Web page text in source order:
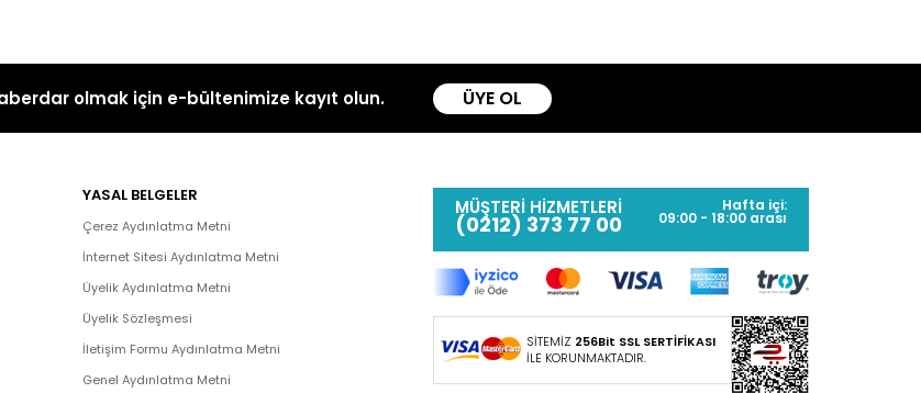
olmak için e-bültenimize kayıt olun. ÜYE OL
YASAL BELGELER
Çerez Aydınlatma Metni
İnternet Sitesi Aydınlatma Metni
Üyelik Aydınlatma Metni
Üyelik Sözleşmesi
İletişim Formu Aydınlatma Metni
Genel Aydınlatma Metni
MÜŞTERİ HİZMETLERİ
(0212) 373 77 00
Hafta içi:
09:00 - 18:00 arası
SİTEMİZ 256Bit SSL SERTİFİKASI
İLE KORUNMAKTADIR.